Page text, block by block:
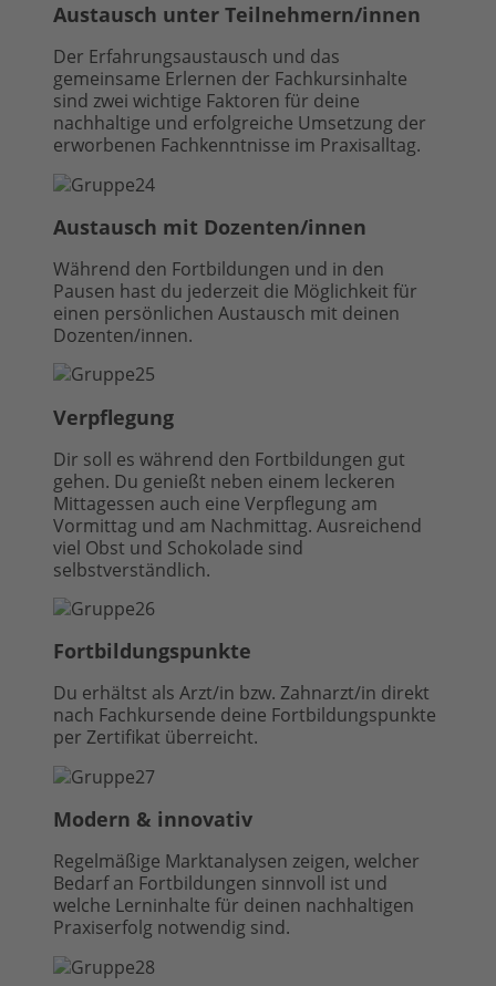
Austausch unter Teilnehmern/innen
Der Erfahrungsaustausch und das
gemeinsame Erlernen der Fachkursinhalte
sind zwei wichtige Faktoren für deine
nachhaltige und erfolgreiche Umsetzung der
erworbenen Fachkenntnisse im Praxisalltag.
Austausch mit Dozenten/innen
Während den Fortbildungen und in den
Pausen hast du jederzeit die Möglichkeit für
einen persönlichen Austausch mit deinen
Dozenten/innen.
Verpflegung
Dir soll es während den Fortbildungen gut
gehen. Du genießt neben einem leckeren
Mittagessen auch eine Verpflegung am
Vormittag und am Nachmittag. Ausreichend
viel Obst und Schokolade sind
selbstverständlich.
Fortbildungspunkte
Du erhältst als Arzt/in bzw. Zahnarzt/in direkt
nach Fachkursende deine Fortbildungspunkte
per Zertifikat überreicht.
Modern & innovativ
Regelmäßige Marktanalysen zeigen, welcher
Bedarf an Fortbildungen sinnvoll ist und
welche Lerninhalte für deinen nachhaltigen
Praxiserfolg notwendig sind.